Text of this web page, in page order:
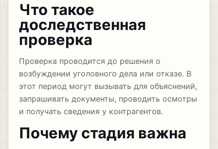
Что такое
доследственная
проверка
Проверка проводится до решения о
возбуждении уголовного дела или отказе. В
этот период могут вызывать для объяснений,
запрашивать документы, проводить осмотры
и получать сведения у контрагентов.
Почему стадия важна